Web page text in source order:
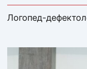
Логопед-